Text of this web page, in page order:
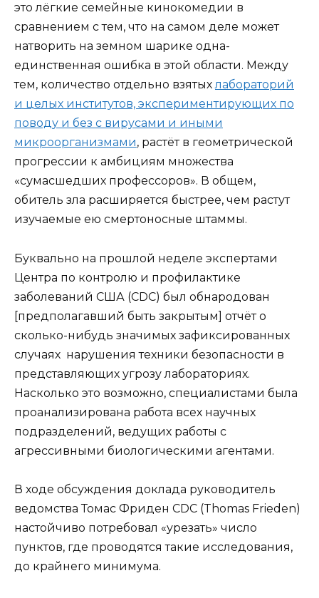
это лёгкие семейные кинокомедии в
сравнением с тем, что на самом деле может
натворить на земном шарике одна-
единственная ошибка в этой области. Между
тем, количество отдельно взятыхлабораторий
и целых институтов, экспериментирующих по
поводу и без с вирусами и иными
микроорганизмами, растёт в геометрической
прогрессии к амбициям множества
«сумасшедших профессоров». В общем,
обитель зла расширяется быстрее, чем растут
изучаемые ею смертоносные штаммы.
Буквально на прошлой неделе экспертами
Центра по контролю и профилактике
заболеваний США (CDC) был обнародован
[предполагавший быть закрытым] отчёт о
сколько-нибудь значимых зафиксированных
случаях нарушения техники безопасности в
представляющих угрозу лабораториях.
Насколько это возможно, специалистами была
проанализирована работа всех научных
подразделений, ведущих работы с
агрессивными биологическими агентами.
В ходе обсуждения доклада руководитель
ведомства Томас Фриден CDC (Thomas Frieden)
настойчиво потребовал «урезать» число
пунктов, где проводятся такие исследования,
до крайнего минимума.